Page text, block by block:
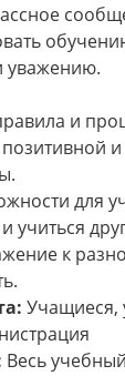
уважению.
и
для
учиться
к
Учащиеся,
Весь